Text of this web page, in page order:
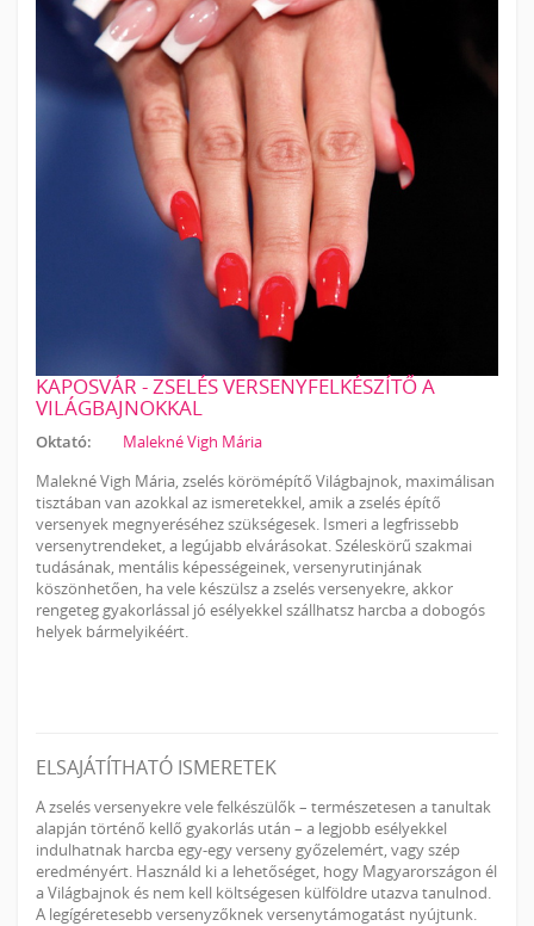
KAPOSVÁR - ZSELÉS VERSENYFELKÉSZÍTŐ A
VILÁGBAJNOKKAL
Oktató:
Malekné Vigh Mária
Malekné Vigh Mária, zselés körömépítő Világbajnok, maximálisan
tisztában van azokkal az ismeretekkel, amik a zselés építő
versenyek megnyeréséhez szükségesek. Ismeri a legfrissebb
versenytrendeket, a legújabb elvárásokat. Széleskörű szakmai
tudásának, mentális képességeinek, versenyrutinjának
köszönhetően, ha vele készülsz a zselés versenyekre, akkor
rengeteg gyakorlással jó esélyekkel szállhatsz harcba a dobogós
helyek bármelyikéért.
ELSAJÁTÍTHATÓ ISMERETEK
A zselés versenyekre vele felkészülők – természetesen a tanultak
alapján történő kellő gyakorlás után – a legjobb esélyekkel
indulhatnak harcba egy-egy verseny győzelemért, vagy szép
eredményért. Használd ki a lehetőséget, hogy Magyarországon él
a Világbajnok és nem kell költségesen külföldre utazva tanulnod.
A legígéretesebb versenyzőknek versenytámogatást nyújtunk.